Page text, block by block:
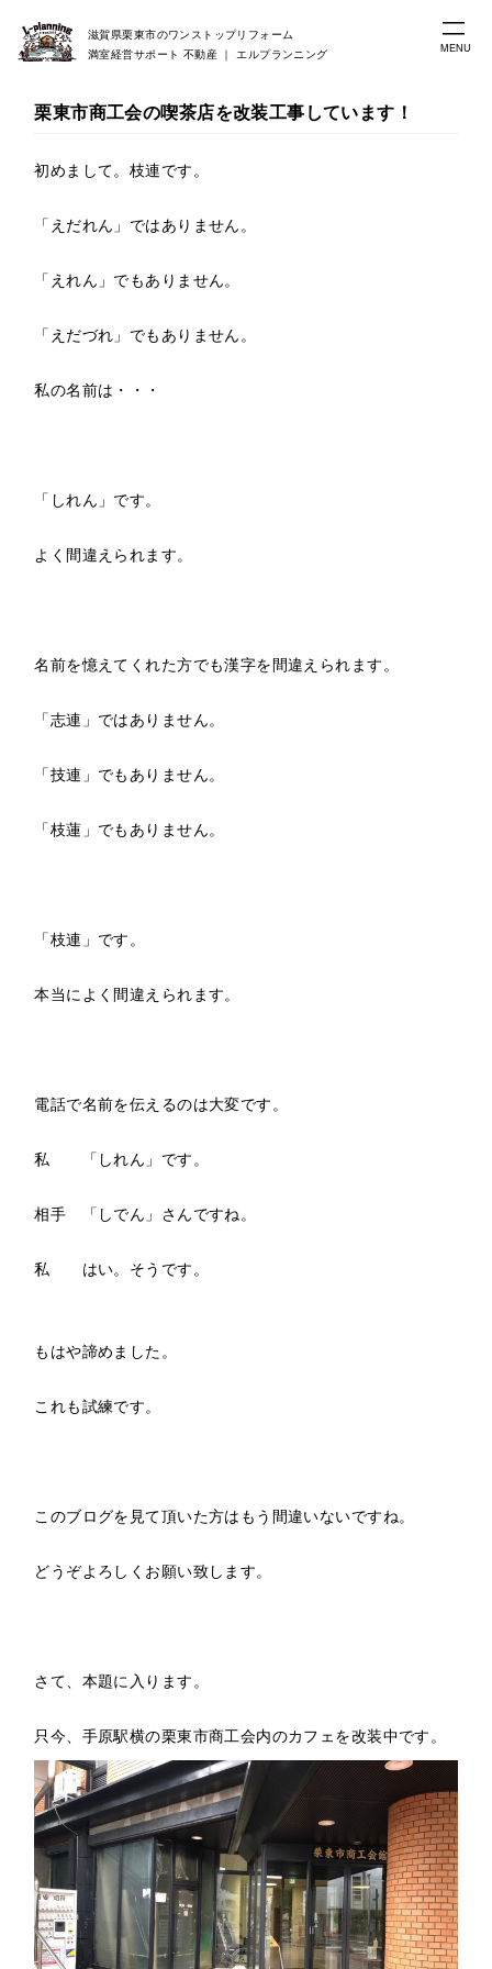
MENU
滋賀県栗東市のワンストップリフォーム
満室経営サポート 不動産 ｜ エルプランニング
栗東市商工会の喫茶店を改装工事しています！
初めまして。枝連です。
「えだれん」ではありません。
「えれん」でもありません。
「えだづれ」でもありません。
私の名前は・・・
「しれん」です。
よく間違えられます。
名前を憶えてくれた方でも漢字を間違えられます。
「志連」ではありません。
「技連」でもありません。
「枝蓮」でもありません。
「枝連」です。
本当によく間違えられます。
電話で名前を伝えるのは大変です。
私 「しれん」です。
相手 「しでん」さんですね。
私 はい。そうです。
もはや諦めました。
これも試練です。
このブログを見て頂いた方はもう間違いないですね。
どうぞよろしくお願い致します。
さて、本題に入ります。
只今、手原駅横の栗東市商工会内のカフェを改装中です。